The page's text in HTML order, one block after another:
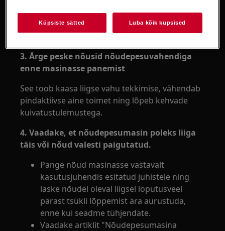
ÖKO- ja BIO-tsüklid kuivatavad passiivselt ning
30-minuti kiirprogrammidel kuivatustsüklit ei
ole.
3. Ärge peske nõusid nõudepesuvahendiga
enne masinasse panemist
See toob kaasa liigse vahu tekkimise, vähendab
pindaktiivse aine toimet ning lõpeb kehvade
kuivatustulemustega.
4. Vaadake, et nõudepesumasin poleks liiga
täis või nõud valesti paigutatud.
Pange nõud masinasse vastavalt
kasutusjuhendis esitatud juhistele ning
laske nõudel oleval liigsel loputusveel
pärast tsükli lõppemist ära aurustuda,
enne kui seadme tühjendate.
Vaadake artiklit "Nõudepesumasina
Küpsiste sätted Luba kõik küpsised